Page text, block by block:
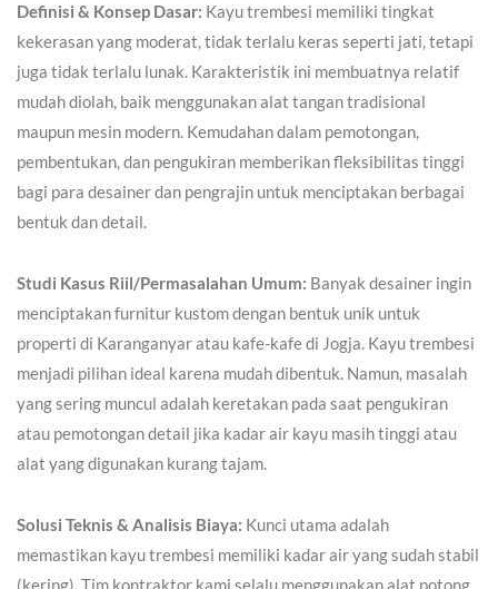
Definisi & Konsep Dasar: Kayu trembesi memiliki tingkat
kekerasan yang moderat, tidak terlalu keras seperti jati, tetapi
juga tidak terlalu lunak. Karakteristik ini membuatnya relatif
mudah diolah, baik menggunakan alat tangan tradisional
maupun mesin modern. Kemudahan dalam pemotongan,
pembentukan, dan pengukiran memberikan fleksibilitas tinggi
bagi para desainer dan pengrajin untuk menciptakan berbagai
bentuk dan detail.
Studi Kasus Riil/Permasalahan Umum: Banyak desainer ingin
menciptakan furnitur kustom dengan bentuk unik untuk
properti di Karanganyar atau kafe-kafe di Jogja. Kayu trembesi
menjadi pilihan ideal karena mudah dibentuk. Namun, masalah
yang sering muncul adalah keretakan pada saat pengukiran
atau pemotongan detail jika kadar air kayu masih tinggi atau
alat yang digunakan kurang tajam.
Solusi Teknis & Analisis Biaya: Kunci utama adalah
memastikan kayu trembesi memiliki kadar air yang sudah stabil
(kering). Tim kontraktor kami selalu menggunakan alat potong